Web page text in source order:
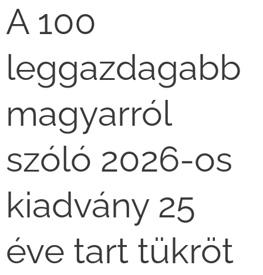
A 100
leggazdagabb
magyarról
szóló 2026-os
kiadvány 25
éve tart tükröt